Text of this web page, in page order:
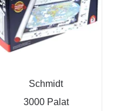
Schmidt
3000 Palat